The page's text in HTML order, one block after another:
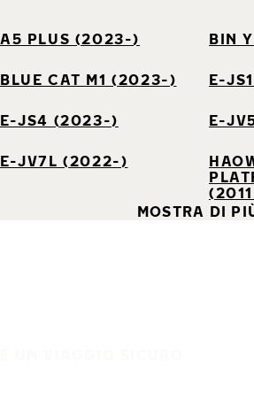
A5 PLUS (2023-) BIN
BLUE CAT M1 (2023-) E-
E-JS4 (2023-) E-
E-JV7L (2022-)
MOSTRA DI